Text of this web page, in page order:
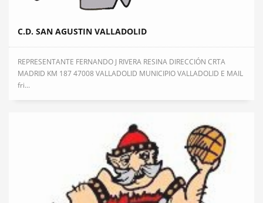
C.D. SAN AGUSTIN VALLADOLID
REPRESENTANTE FERNANDO J RIVERA RESINA DIRECCIÓN CRTA
MADRID KM 187 47008 VALLADOLID MUNICIPIO VALLADOLID E MAIL
fri...